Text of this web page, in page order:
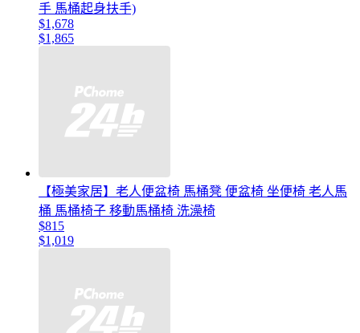
手 馬桶起身扶手)
$1,678
$1,865
【極美家居】老人便盆椅 馬桶凳 便盆椅 坐便椅 老人馬
桶 馬桶椅子 移動馬桶椅 洗澡椅
$815
$1,019